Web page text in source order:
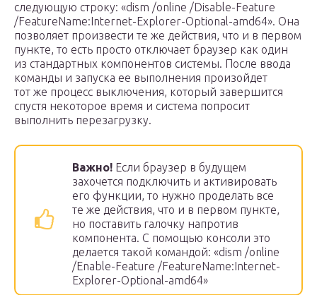
следующую строку: «dism /online /Disable-Feature
/FeatureName:Internet-Explorer-Optional-amd64». Она
позволяет произвести те же действия, что и в первом
пункте, то есть просто отключает браузер как один
из стандартных компонентов системы. После ввода
команды и запуска ее выполнения произойдет
тот же процесс выключения, который завершится
спустя некоторое время и система попросит
выполнить перезагрузку.
Важно! Если браузер в будущем
захочется подключить и активировать
его функции, то нужно проделать все
те же действия, что и в первом пункте,
но поставить галочку напротив
компонента. С помощью консоли это
делается такой командой: «dism /online
/Enable-Feature /FeatureName:Internet-
Explorer-Optional-amd64»